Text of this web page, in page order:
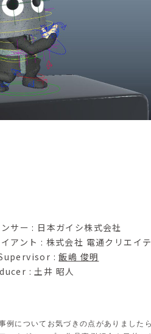
サー : 日本ガイシ株式会社
アント : 株式会社 電通クリエイ
:飯嶋 俊明
: 土井 昭人
例についてお気づきの点がありましたら